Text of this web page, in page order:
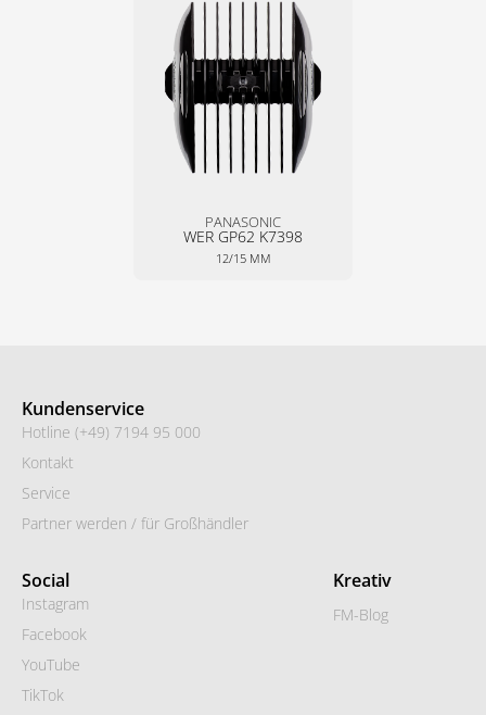
PANASONIC
WER GP62 K7398
12/15 MM
Kundenservice
Hotline (+49) 7194 95 000
Kontakt
Service
Partner werden / für Großhändler
Social
Instagram
Facebook
YouTube
TikTok
Kreativ
FM-Blog